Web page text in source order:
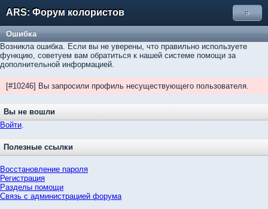
ARS: Форум колористов »
Ошибка
Возникла ошибка. Если вы не уверены, что правильно используете
функцию, советуем вам обратиться к нашей системе помощи за
дополнительной информацией.
[#10246] Вы запросили профиль несуществующего пользователя.
Вы не вошли
Войти.
Полезные ссылки
Восстановление пароля
Регистрация
Разделы помощи
Связь с администрацией форума